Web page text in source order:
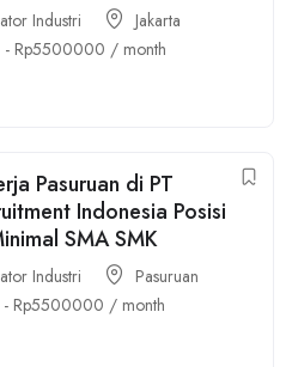
Industri
Jakarta
- Rp5500000 / month
Pasuruan di PT
Indonesia Posisi
SMA SMK
Industri
Pasuruan
- Rp5500000 / month